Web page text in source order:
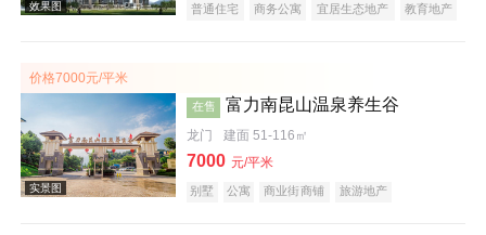
效果图
普通住宅 商务公寓 宜居生态地产 教育地产
价格7000元/平米
在售 富力南昆山温泉养生谷
龙门 建面 51-116㎡
7000 元/平米
别墅 公寓 商业街商铺
旅游地产